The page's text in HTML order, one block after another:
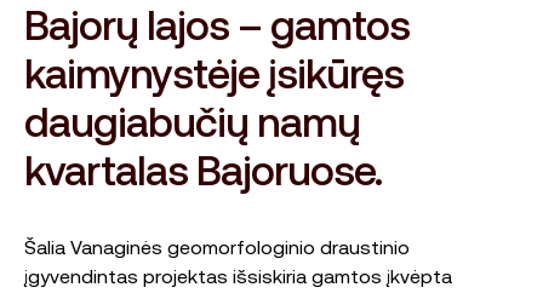
Bajorų lajos – gamtos
kaimynystėje įsikūręs
daugiabučių namų
kvartalas Bajoruose.
Šalia Vanaginės geomorfologinio draustinio
įgyvendintas projektas išsiskiria gamtos įkvėpta